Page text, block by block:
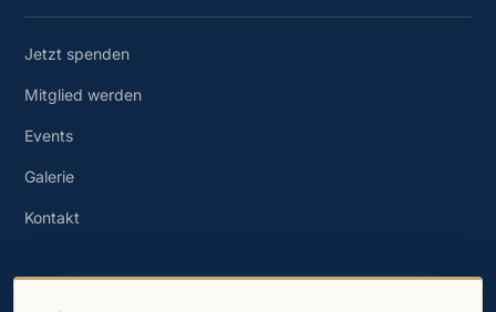
Jetzt spenden
Mitglied werden
Events
Galerie
Kontakt